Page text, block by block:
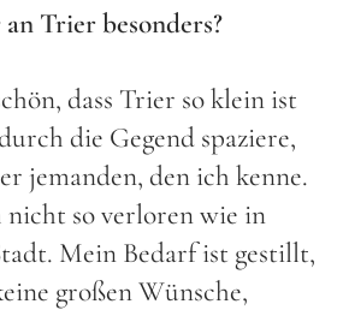
Trier besonders?
dass Trier so klein ist
die Gegend spaziere,
jemanden, den ich kenne.
so verloren wie in
Mein Bedarf ist gestillt,
großen Wünsche,